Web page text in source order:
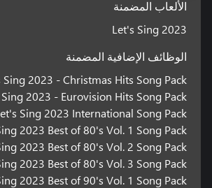
الألعاب المضمنة
Let's Sing 2023
الوظائف الإضافية المضمنة
Sing 2023 - Christmas Hits Song Pack
2023 - Eurovision Hits Song Pack
Sing 2023 International Song Pack
2023 Best of 80's Vol. 1 Song Pack
2023 Best of 80's Vol. 2 Song Pack
2023 Best of 80's Vol. 3 Song Pack
2023 Best of 90's Vol. 1 Song Pack